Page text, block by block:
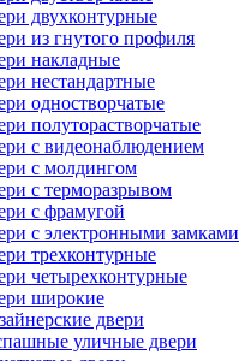
двухконтурные
из гнутого профиля
накладные
нестандартные
одностворчатые
полуторастворчатые
с видеонаблюдением
с молдингом
с терморазрывом
с фрамугой
с электронными замками
трехконтурные
четырехконтурные
широкие
двери
уличные двери